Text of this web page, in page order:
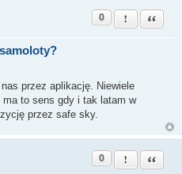
0 Zgłoś ten post
Cytuj
przez aplikację. Niewiele
to sens gdy i tak latam w
przez safe sky.
0 Zgłoś ten post
Cytuj